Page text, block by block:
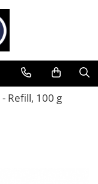
Refill, 100 g